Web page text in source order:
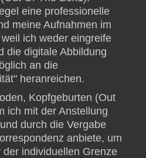
eine professionelle
meine Aufnahmen im
ich weder eingreife
die digitale Abbildung
an die
heranreichen.
Kopfgeburten (Out
ich mit der Anstellung
durch die Vergabe
anbiete, um
individuellen Grenze